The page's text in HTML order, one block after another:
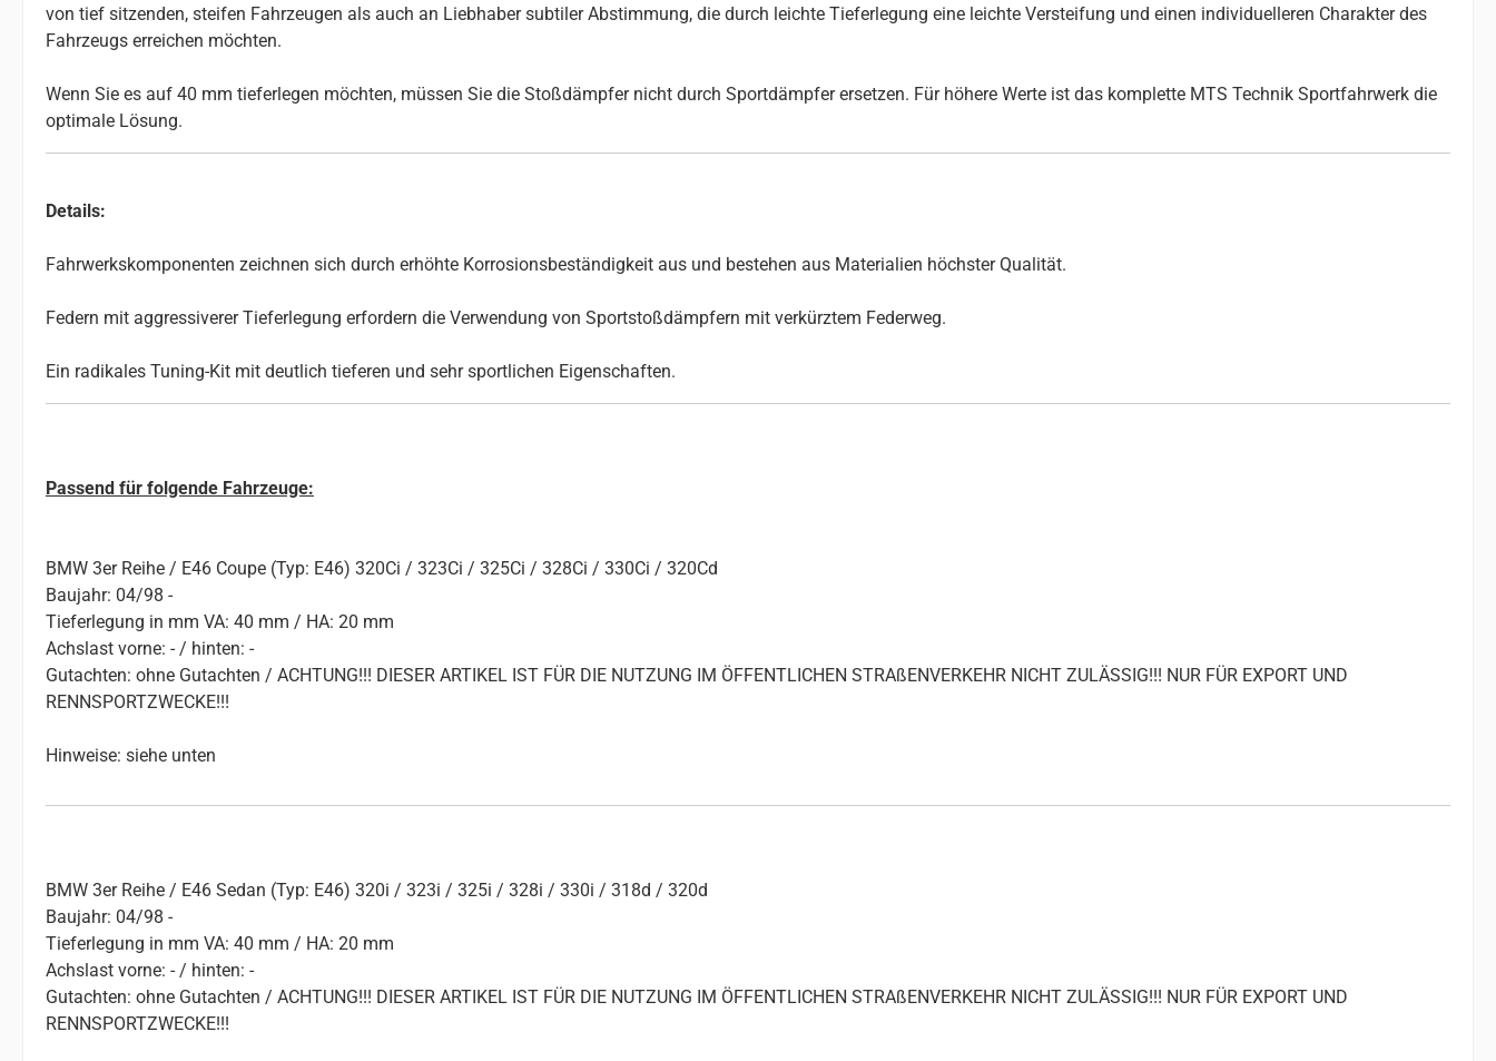
von tief sitzenden, steifen Fahrzeugen als auch an Liebhaber subtiler Abstimmung, die durch leichte Tieferlegung eine leichte Versteifung und einen individuelleren Charakter des
Fahrzeugs erreichen möchten.
Wenn Sie es auf 40 mm tieferlegen möchten, müssen Sie die Stoßdämpfer nicht durch Sportdämpfer ersetzen. Für höhere Werte ist das komplette MTS Technik Sportfahrwerk die
optimale Lösung.
Details:
Fahrwerkskomponenten zeichnen sich durch erhöhte Korrosionsbeständigkeit aus und bestehen aus Materialien höchster Qualität.
Federn mit aggressiverer Tieferlegung erfordern die Verwendung von Sportstoßdämpfern mit verkürztem Federweg.
Ein radikales Tuning-Kit mit deutlich tieferen und sehr sportlichen Eigenschaften.
Passend für folgende Fahrzeuge:
BMW 3er Reihe / E46 Coupe (Typ: E46) 320Ci / 323Ci / 325Ci / 328Ci / 330Ci / 320Cd
Baujahr: 04/98 -
Tieferlegung in mm VA: 40 mm / HA: 20 mm
Achslast vorne: - / hinten: -
Gutachten: ohne Gutachten / ACHTUNG!!! DIESER ARTIKEL IST FÜR DIE NUTZUNG IM ÖFFENTLICHEN STRAßENVERKEHR NICHT ZULÄSSIG!!! NUR FÜR EXPORT UND
RENNSPORTZWECKE!!!
Hinweise: siehe unten
BMW 3er Reihe / E46 Sedan (Typ: E46) 320i / 323i / 325i / 328i / 330i / 318d / 320d
Baujahr: 04/98 -
Tieferlegung in mm VA: 40 mm / HA: 20 mm
Achslast vorne: - / hinten: -
Gutachten: ohne Gutachten / ACHTUNG!!! DIESER ARTIKEL IST FÜR DIE NUTZUNG IM ÖFFENTLICHEN STRAßENVERKEHR NICHT ZULÄSSIG!!! NUR FÜR EXPORT UND
RENNSPORTZWECKE!!!